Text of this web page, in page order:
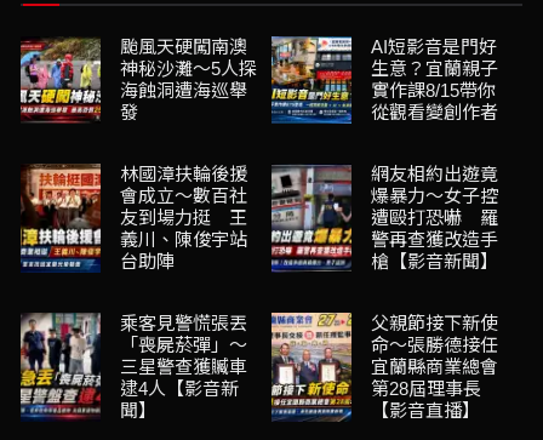
颱風天硬闖南澳
神秘沙灘～5人探
海蝕洞遭海巡舉
發
AI短影音是門好
生意？宜蘭親子
實作課8/15帶你
從觀看變創作者
林國漳扶輪後援
會成立～數百社
友到場力挺 王
義川、陳俊宇站
台助陣
網友相約出遊竟
爆暴力～女子控
遭毆打恐嚇 羅
警再查獲改造手
槍【影音新聞】
乘客見警慌張丟
「喪屍菸彈」～
三星警查獲贓車
逮4人【影音新
聞】
父親節接下新使
命～張勝德接任
宜蘭縣商業總會
第28屆理事長
【影音直播】